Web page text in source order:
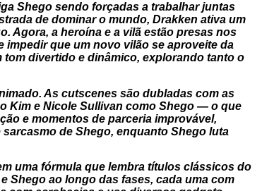
Shego sendo forçadas a trabalhar juntas
de dominar o mundo, Drakken ativa um
Agora, a heroína e a vilã estão presas nos
que um novo vilão se aproveite da
divertido e dinâmico, explorando tanto o
As cutscenes são dubladas com as
Kim e Nicole Sullivan como Shego — o que
e momentos de parceria improvável,
de Shego, enquanto Shego luta
uma fórmula que lembra títulos clássicos do
Shego ao longo das fases, cada uma com